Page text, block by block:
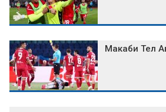
Макаби Тел